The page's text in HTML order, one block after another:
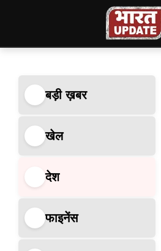
बड़ी ख़बर
खेल
देश
फाइनेंस